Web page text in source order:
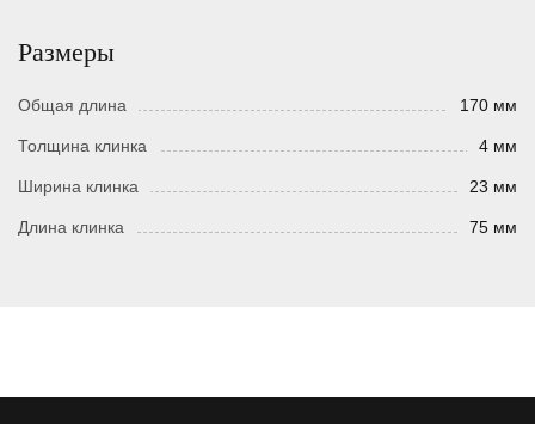
Размеры
Общая длина 170 мм
Толщина клинка 4 мм
Ширина клинка 23 мм
Длина клинка 75 мм